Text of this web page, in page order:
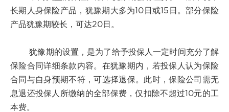
长期人身保险产品，犹豫期大多为10日或15日。部分保险
产品犹豫期较长，可达20日。
犹豫期的设置，是为了给予投保人一定时间充分了解
保险合同详细条款内容。在犹豫期内，若投保人认为保险
合同与自身预期不符，可选择退保。此时，保险公司需无
息退还投保人所缴纳的全部保费，仅扣除不超过10元的工
本费。